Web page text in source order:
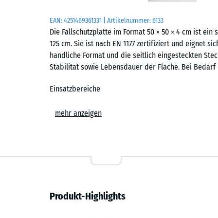
EAN:4251469361331 | Artikelnummer:6133
Die Fallschutzplatte im Format 50 × 50 × 4 cm ist
125 cm. Sie ist nach EN 1177 zertifiziert und eignet
handliche Format und die seitlich eingesteckten
Stabilität sowie Lebensdauer der Fläche. Bei
Einsatzbereiche
Die 4 cm starke Fallschutzplatte wird überall dort
elastische Bodenbelag Verwendung.
Die Fallschutzplatte besteht aus PU-gebundenem
mehr anzeigen
Produkt-Highlights